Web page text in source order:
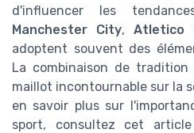
d'influencer les
Manchester City,Atletico
adoptent souvent des
La combinaison de
maillot incontournable sur la
en savoir plus sur
sport, consultez cet